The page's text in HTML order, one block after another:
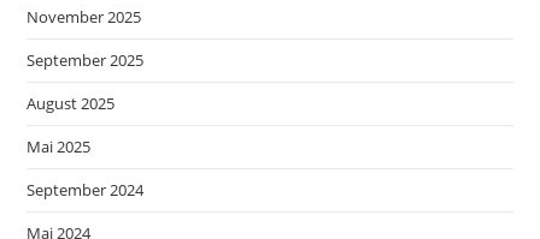
November 2025
September 2025
August 2025
Mai 2025
September 2024
Mai 2024